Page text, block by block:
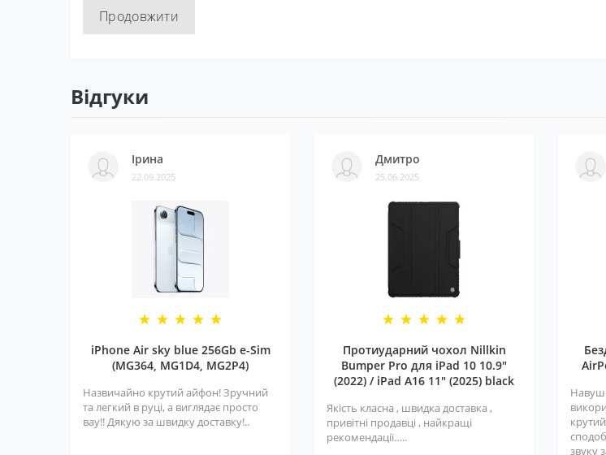
Продовжити
Відгуки
Ірина
22.09.2025
iPhone Air sky blue 256Gb e-Sim
(MG364, MG1D4, MG2P4)
Назвичайно крутий айфон! Зручний
та легкий в руці, а виглядає просто
вау!! Дякую за швидку доставку!..
Дмитро
25.06.2025
Протиударний чохол Nillkin
Bumper Pro для iPad 10 10.9"
(2022) / iPad A16 11" (2025) black
Якість класна , швидка доставка ,
привітні продавці , найкращі
рекомендації…..
звуку